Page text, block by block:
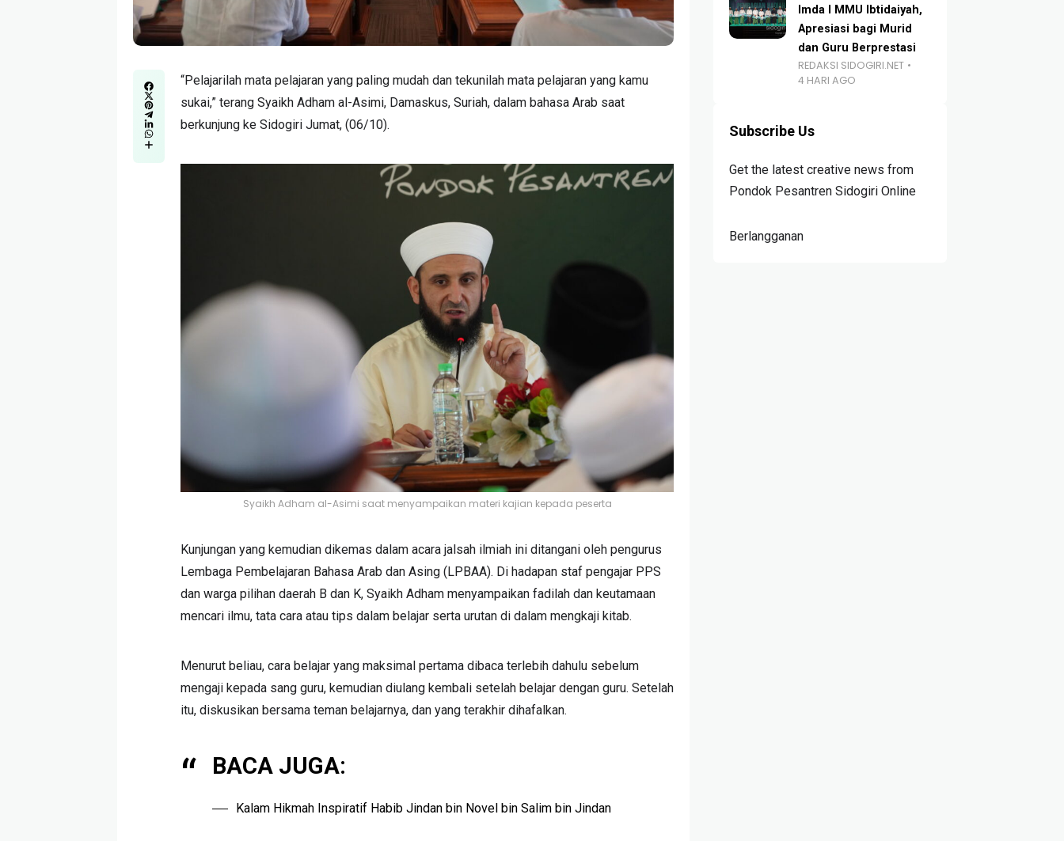
“Pelajarilah mata pelajaran yang paling mudah dan tekunilah mata pelajaran yang kamu
sukai,” terang Syaikh Adham al-Asimi, Damaskus, Suriah, dalam bahasa Arab saat
berkunjung ke Sidogiri Jumat, (06/10).
Syaikh Adham al-Asimi saat menyampaikan materi kajian kepada peserta
Kunjungan yang kemudian dikemas dalam acara jalsah ilmiah ini ditangani oleh pengurus
Lembaga Pembelajaran Bahasa Arab dan Asing (LPBAA). Di hadapan staf pengajar PPS
dan warga pilihan daerah B dan K, Syaikh Adham menyampaikan fadilah dan keutamaan
mencari ilmu, tata cara atau tips dalam belajar serta urutan di dalam mengkaji kitab.
Menurut beliau, cara belajar yang maksimal pertama dibaca terlebih dahulu sebelum
mengaji kepada sang guru, kemudian diulang kembali setelah belajar dengan guru. Setelah
itu, diskusikan bersama teman belajarnya, dan yang terakhir dihafalkan.
BACA JUGA:
Kalam Hikmah Inspiratif Habib Jindan bin Novel bin Salim bin Jindan
Imda I MMU Ibtidaiyah,
Apresiasi bagi Murid
dan Guru Berprestasi
REDAKSI SIDOGIRI.NET
4 HARI AGO
Subscribe Us
Get the latest creative news from
Pondok Pesantren Sidogiri Online
Berlangganan